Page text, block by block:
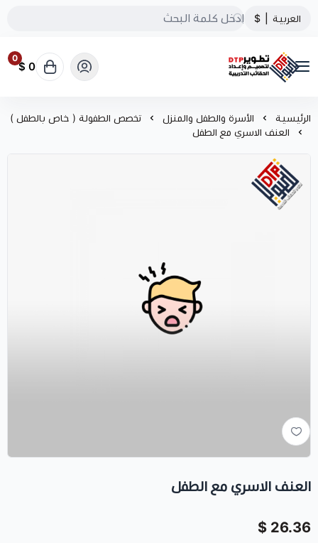
العربية $
تطوير الحقائب التدريبية
0
0 $
الرئيسية الأسرة والطفل والمنزل
تخصص الطفولة ( خاص بالطفل )
العنف الاسري مع الطفل
العنف الاسري مع الطفل
26.36 $